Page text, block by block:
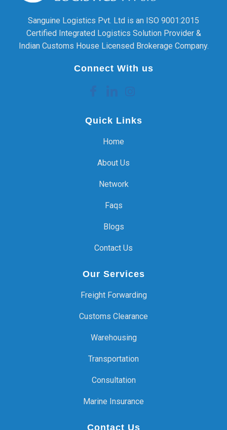
Sanguine Logistics Pvt. Ltd is an ISO 9001:2015
Certified Integrated Logistics Solution Provider &
Indian Customs House Licensed Brokerage Company.
Connect With us
Quick Links
Home
About Us
Network
Faqs
Blogs
Contact Us
Our Services
Freight Forwarding
Customs Clearance
Warehousing
Transportation
Consultation
Marine Insurance
Contact Us